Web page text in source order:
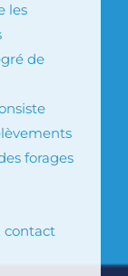
les
de
forages
contact